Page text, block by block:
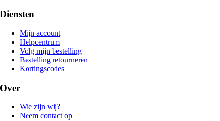
Diensten
Mijn account
Helpcentrum
Volg mijn bestelling
Bestelling retourneren
Kortingscodes
Over
Wie zijn wij?
Neem contact op